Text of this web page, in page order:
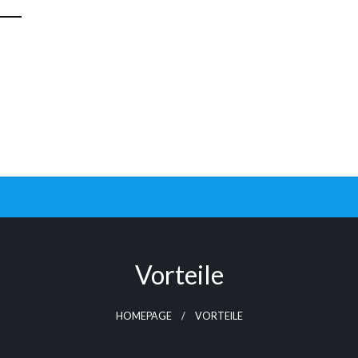
Vorteile
HOMEPAGE VORTEILE